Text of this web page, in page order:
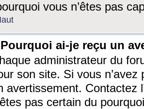
vous n’êtes pas
ai-je reçu un
administrateur du
son site. Si vous
avertissement. Contactez
pas certain du